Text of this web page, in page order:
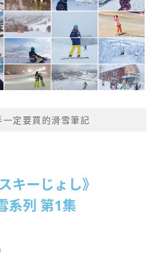
一定要買的滑雪筆記